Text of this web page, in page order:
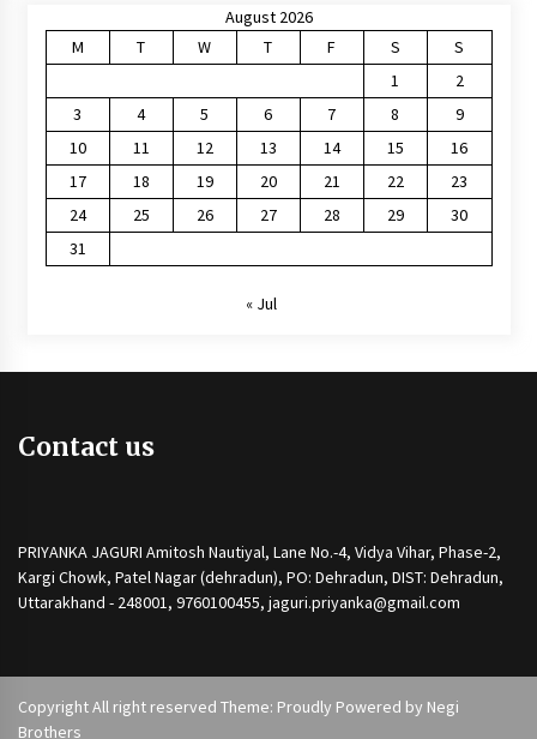
August 2026
M
T W T F S
S
1
2
3
4 5 6 7 8
9
10
11 12 13 14 15
16
17
18 19 20 21 22
23
24
25 26 27 28 29
30
31
« Jul
Contact us
PRIYANKA JAGURI Amitosh Nautiyal, Lane No.-4, Vidya Vihar, Phase-2,
Kargi Chowk, Patel Nagar (dehradun), PO: Dehradun, DIST: Dehradun,
Uttarakhand - 248001, 9760100455, jaguri.priyanka@gmail.com
Copyright All right reserved Theme: Proudly Powered by Negi
Brothers